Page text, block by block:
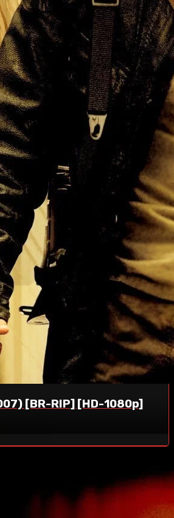
[BR-RIP] [HD-1080p]